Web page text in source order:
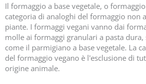
Il formaggio a base vegetale, o
categoria di analoghi del formaggio non
piante. I formaggi vegani vanno dai
molle ai formaggi granulari a pasta
come il parmigiano a base vegetale. La
del formaggio vegano è l'esclusione di
origine animale.